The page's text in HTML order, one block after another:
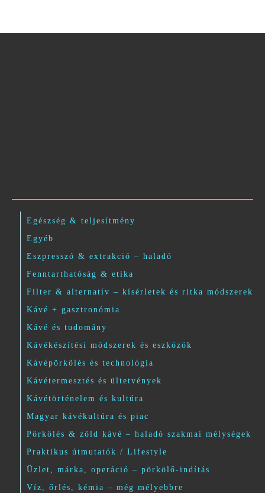
Egészség & teljesítmény
Egyéb
Eszpresszó & extrakció – haladó
Fenntarthatóság & etika
Filter & alternatív – kísérletek és ritka módszerek
Kávé + gasztronómia
Kávé és tudomány
Kávékészítési módszerek és eszközök
Kávépörkölés és technológia
Kávétermesztés és ültetvények
Kávétörténelem és kultúra
Magyar kávékultúra és piac
Pörkölés & zöld kávé – haladó szakmai mélységek
Praktikus útmutatók / Lifestyle
Üzlet, márka, operáció – pörkölő-indítás
Víz, őrlés, kémia – még mélyebbre